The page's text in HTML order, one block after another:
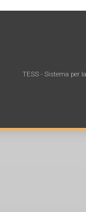
TESS - Sistema per